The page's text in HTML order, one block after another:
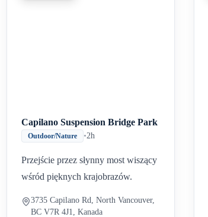
Capilano Suspension Bridge Park
Outdoor/Nature •2h
Przejście przez słynny most wiszący
wśród pięknych krajobrazów.
3735 Capilano Rd, North Vancouver,
BC V7R 4J1, Kanada